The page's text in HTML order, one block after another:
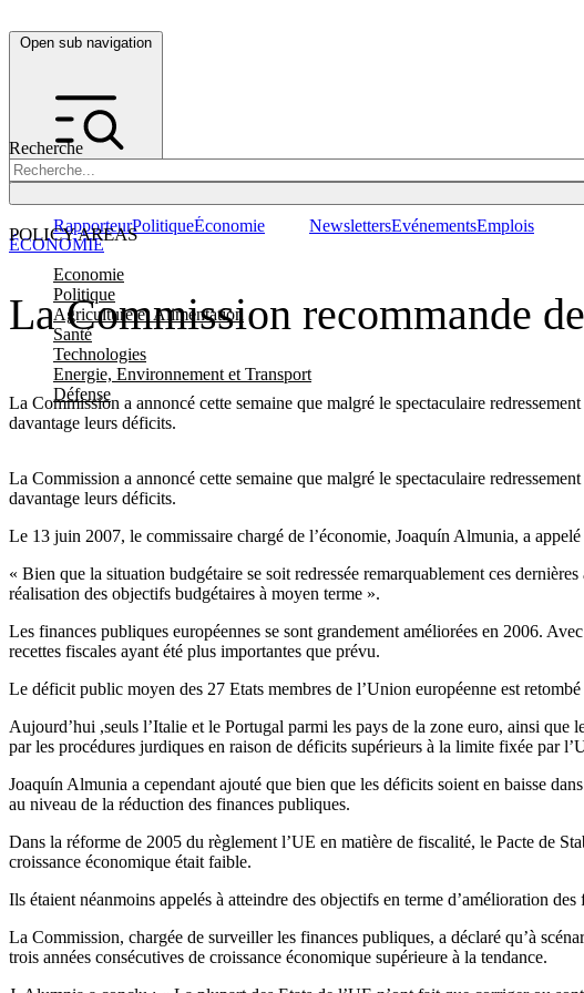
Open sub navigation
Recherche
POLICY AREAS
Economie
Politique
Agriculture et Alimentation
Santé
Technologies
Energie, Environnement et Transport
Défense
RapporteurPolitiqueÉconomie NewslettersEvénementsEmplois
La Commission recommande
La Commission a annoncé cette semaine que malgré le spectaculaire
davantage leurs déficits.
ÉCONOMIE
La Commission a annoncé cette semaine que malgré le spectaculaire
davantage leurs déficits.
Le 13 juin 2007, le commissaire chargé de l’économie, Joaquín Almunia, a
« Bien que la situation budgétaire se soit redressée remarquablement ces
réalisation des objectifs budgétaires à moyen terme ».
Les finances publiques européennes se sont grandement améliorées en 2006.
recettes fiscales ayant été plus importantes que prévu.
Le déficit public moyen des 27 Etats membres de l’Union européenne est
Aujourd’hui ,seuls l’Italie et le Portugal parmi les pays de la zone euro, ainsi
par les procédures jurdiques en raison de déficits supérieurs à la limite fixée par
Joaquín Almunia a cependant ajouté que bien que les déficits soient en baisse
au niveau de la réduction des finances publiques.
Dans la réforme de 2005 du règlement l’UE en matière de fiscalité, le Pacte de
croissance économique était faible.
Ils étaient néanmoins appelés à atteindre des objectifs en terme d’amélioration
La Commission, chargée de surveiller les finances publiques, a déclaré qu’à
trois années consécutives de croissance économique supérieure à la tendance.